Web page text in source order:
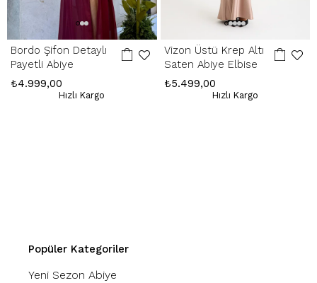
Bordo Şifon Detaylı
Payetli Abiye
₺4.999,00
Hızlı Kargo
Vizon Üstü Krep Altı
Saten Abiye Elbise
₺5.499,00
Hızlı Kargo
Popüler Kategoriler
Yeni Sezon Abiye